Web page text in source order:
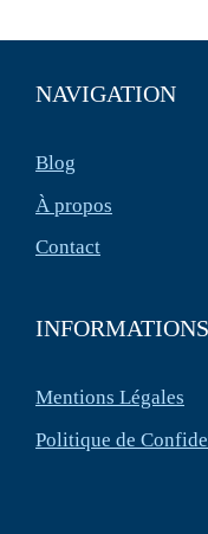
NAVIGATION
Blog
À propos
Contact
INFORMATIONS
Mentions Légales
Politique de